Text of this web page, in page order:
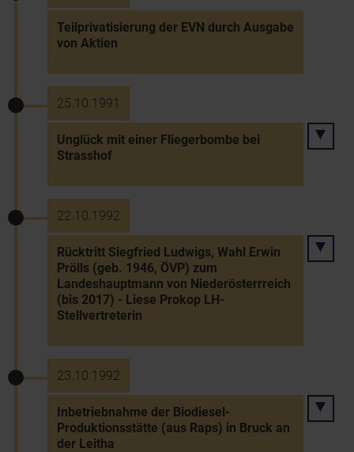
Teilprivatisierung der EVN durch Ausgabe
von Aktien
25.10.1991
Unglück mit einer Fliegerbombe bei
Strasshof
22.10.1992
Rücktritt Siegfried Ludwigs, Wahl Erwin
Prölls (geb. 1946, ÖVP) zum
Landeshauptmann von Niederösterrreich
(bis 2017) - Liese Prokop LH-
Stellvertreterin
23.10.1992
Inbetriebnahme der Biodiesel-
Produktionsstätte (aus Raps) in Bruck an
der Leitha